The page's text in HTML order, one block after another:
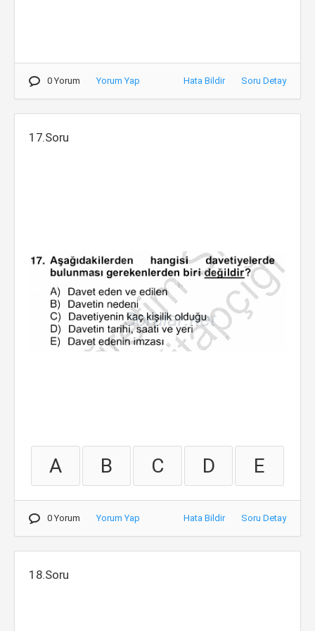
0 Yorum Yorum Yap Hata Bildir Soru Detay
17.Soru
A B C D E
0 Yorum Yorum Yap Hata Bildir Soru Detay
18.Soru